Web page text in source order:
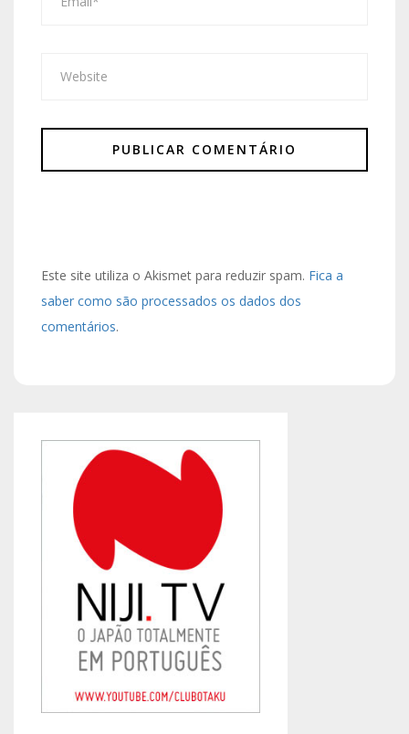
Este site utiliza o Akismet para reduzir spam. Fica a
saber como são processados os dados dos
comentários.